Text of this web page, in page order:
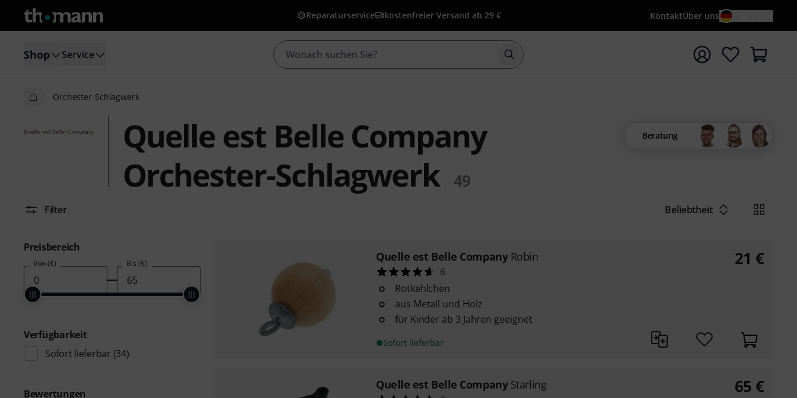
Reparaturservice kostenfreier Versand ab 29 € KontaktÜber uns
Shop Service Suche mit Suchwort {searchTerm} starten
Orchester-Schlagwerk
Quelle est Belle Company
Orchester-Schlagwerk
49
Beratung
Filter Beliebtheit
Preisbereich
Von (€) Bis (€)
Verfügbarkeit
Sofort lieferbar (34)
Bewertungen
Quelle est Belle Company Robin
6
Rotkehlchen
aus Metall und Holz
für Kinder ab 3 Jahren geeignet
Sofort lieferbar
21 €
Quelle est Belle Company Starling 65 €